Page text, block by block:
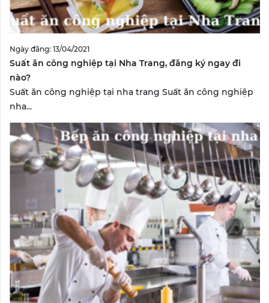
Ngày đăng: 13/04/2021
Suất ăn công nghiệp tại Nha Trang, đăng ký ngay đi
nào?
Suất ăn công nghiệp tại nha trang Suất ăn công nghiệp
nha...